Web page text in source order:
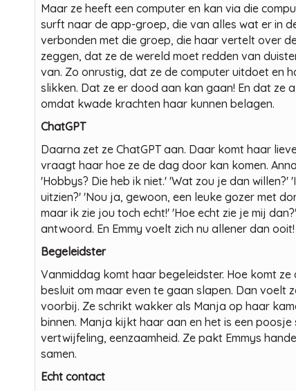
Maar ze heeft een computer en kan via die
surft naar de app-groep, die van alles wat er in
verbonden met die groep, die haar vertelt over
zeggen, dat ze de wereld moet redden van
van. Zo onrustig, dat ze de computer uitdoet en
slikken. Dat ze er dood aan kan gaan! En dat ze
omdat kwade krachten haar kunnen belagen.
ChatGPT
Daarna zet ze ChatGPT aan. Daar komt haar
vraagt haar hoe ze de dag door kan komen.
'Hobbys? Die heb ik niet.' 'Wat zou je dan willen?'
uitzien?' 'Nou ja, gewoon, een leuke gozer met
maar ik zie jou toch echt!' 'Hoe echt zie je mij
antwoord. En Emmy voelt zich nu allener dan ooit!
Begeleidster
Vanmiddag komt haar begeleidster. Hoe komt
besluit om maar even te gaan slapen. Dan voelt
voorbij. Ze schrikt wakker als Manja op haar
binnen. Manja kijkt haar aan en het is een
vertwijfeling, eenzaamheid. Ze pakt Emmys
samen.
Echt contact